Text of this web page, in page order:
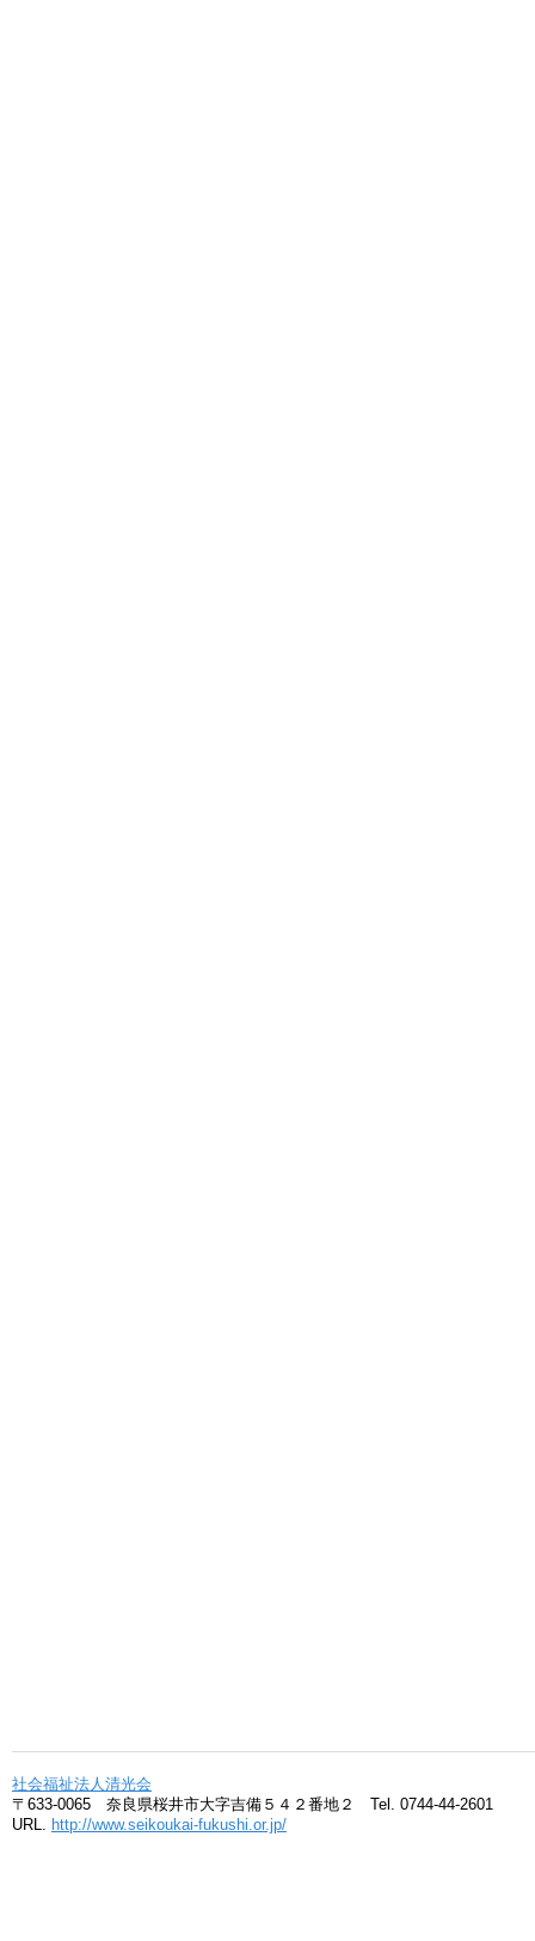
社会福祉法人清光会
〒633-0065 奈良県桜井市大字吉備５４２番地２ Tel. 0744-44-2601
URL. http://www.seikoukai-fukushi.or.jp/